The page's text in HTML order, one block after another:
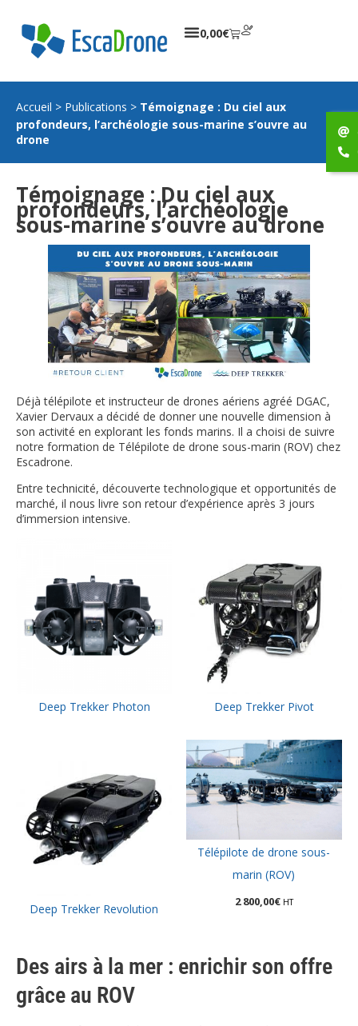
0,00€
Accueil > Publications > Témoignage : Du ciel aux
profondeurs, l’archéologie sous-marine s’ouvre au
drone
Témoignage : Du ciel aux
profondeurs, l’archéologie
sous-marine s’ouvre au drone
Déjà télépilote et instructeur de drones aériens agréé DGAC,
Xavier Dervaux a décidé de donner une nouvelle dimension à
son activité en explorant les fonds marins. Il a choisi de suivre
notre formation de Télépilote de drone sous-marin (ROV) chez
Escadrone.
Entre technicité, découverte technologique et opportunités de
marché, il nous livre son retour d’expérience après 3 jours
d’immersion intensive.
Deep Trekker Photon Deep Trekker Pivot
Deep Trekker Revolution
Télépilote de drone sous-
marin (ROV)
2 800,00€ HT
Des airs à la mer : enrichir son offre
grâce au ROV